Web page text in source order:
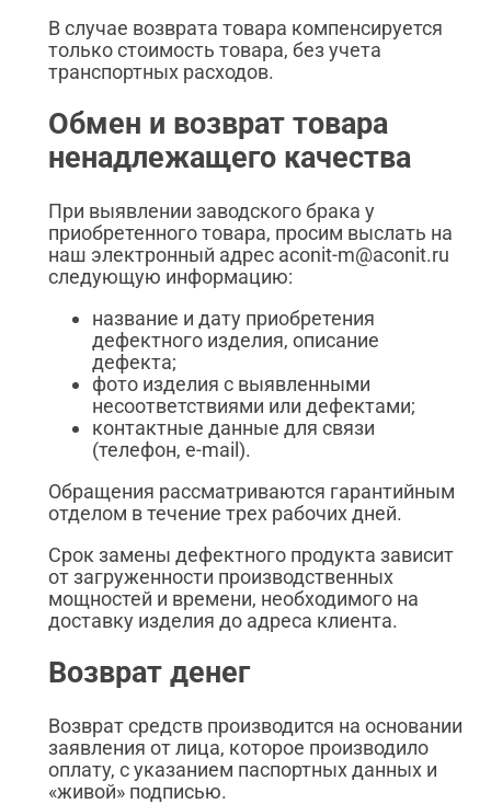
В случае возврата товара компенсируется
только стоимость товара, без учета
транспортных расходов.
Обмен и возврат товара
ненадлежащего качества
При выявлении заводского брака у
приобретенного товара, просим выслать на
наш электронный адрес aconit-m@aconit.ru
следующую информацию:
название и дату приобретения
дефектного изделия, описание
дефекта;
фото изделия с выявленными
несоответствиями или дефектами;
контактные данные для связи
(телефон, e-mail).
Обращения рассматриваются гарантийным
отделом в течение трех рабочих дней.
Срок замены дефектного продукта зависит
от загруженности производственных
мощностей и времени, необходимого на
доставку изделия до адреса клиента.
Возврат денег
Возврат средств производится на основании
заявления от лица, которое производило
оплату, с указанием паспортных данных и
«живой» подписью.